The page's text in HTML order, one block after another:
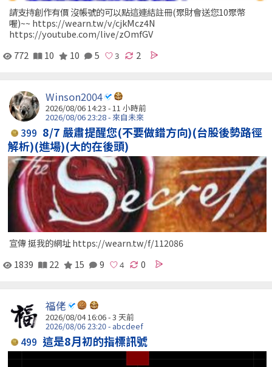
請支持創作有價 沒帳號的可以點這連結註冊(聚財會送您10聚幣
喔)~~ https://wearn.tw/v/cjkMcz4N
https://youtube.com/live/zOmfGV
772
10 10 5 2
Winson2004
2026/08/06 14:23 -11 小時前
2026/08/06 23:28 - 來自未來
399 8/7 嚴肅提醒您(不要做錯方向)(台股後勢路徑
解析)(進場)(大的在後頭)
宣傳 挺我的網址 https://wearn.tw/f/112086
1839
22 15 9 0
福佬
2026/08/04 16:06 - 3 天前
2026/08/06 23:20 - abcdeef
499 這是8月初的指標訊號